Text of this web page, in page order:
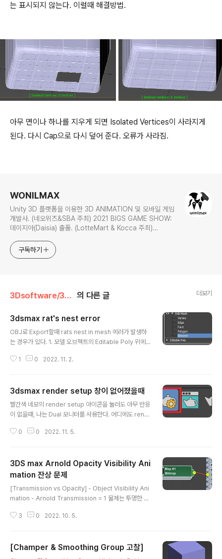
는 표시되지 않는다. 이럴때 해결방법.
아무 면이나 하나를 지우게 되면 Isolated Vertices이 사라지게
된다. 다시 Cap으로 다시 덮어 준다. 오류가 사라짐.
WONILMAX
Unity 3D 플랫폼을 이용한 3D ANIMATION 및 모바일 게임
개발사. (네오위즈&SBA 주최) 2021 BIGS GAME SHOW:
데이지아(Daisia) 출품. (LotteMart & Kocca 주최)
https://wonilmax.tistory.com/5
구독하기
3Dsoftware/3Dsmax 의 다른 글 더보기
3dsmax rat's nest error
OBJ로 Export할때 rats nest in mesh 에러가 발생하
는 경우가 있다. 1. 모델 오브젝트의 Editable Poly 위에 E
전체를 선택. 3. Surface Properties > Unity를 선택.
ort할때 rats nest in mesh 에러가 사라짐.
1 0 2022. 11. 2.
3dsmax render setup 창이 없어졌을때
빨간색 네모의 render setup 아이콘을 눌러도 아무 반응
이 없을때, 나는 Dual 모니터를 사용한다. 어디에도 rend
서 바탕화면 > 마우스 오른쪽 클릭 > 디스플레이 설정 >
max를 끈다.
0 0 2022. 11. 5.
3DS max Arnold Opacity Visibility Ani
mation 잔상 문제
[Transmission vs Opacity] - Object Visibility Ani
mation - Arnold Transmission = 1 물체는 투명한 상
Gray: 투명 - Black: 안보임 위의 그림은 Black일 때 형
을 할 수 있다. [Arnold의 Opacity Visibility 의 proble
3 0 2022. 10. 5.
[Champer & Smoothing Group 고찰]